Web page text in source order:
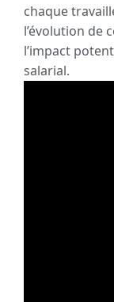
chaque
l’évolution de
l’impact
salarial.